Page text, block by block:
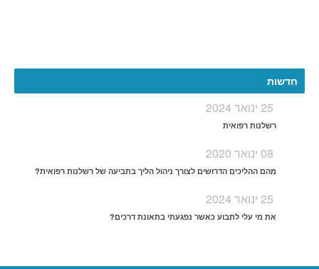
חדשות
25 ינואר 2024
רשלנות רפואית
08 ינואר 2020
מהם ההליכים הדרושים לצורך ניהול הליך בתביעה של רשלנות רפואית?
25 ינואר 2024
את מי עלי לתבוע כאשר נפגעתי בתאונת דרכים?